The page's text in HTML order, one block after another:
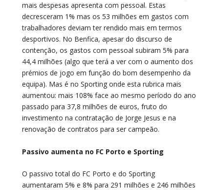
mais despesas apresenta com pessoal. Estas
decresceram 1% mas os 53 milhões em gastos com
trabalhadores deviam ter rendido mais em termos
desportivos. No Benfica, apesar do discurso de
contenção, os gastos com pessoal subiram 5% para
44,4 milhões (algo que terá a ver com o aumento dos
prémios de jogo em função do bom desempenho da
equipa). Mas é no Sporting onde esta rubrica mais
aumentou: mais 108% face ao mesmo período do ano
passado para 37,8 milhões de euros, fruto do
investimento na contratação de Jorge Jesus e na
renovação de contratos para ser campeão.
Passivo aumenta no FC Porto e Sporting
O passivo total do FC Porto e do Sporting
aumentaram 5% e 8% para 291 milhões e 246 milhões